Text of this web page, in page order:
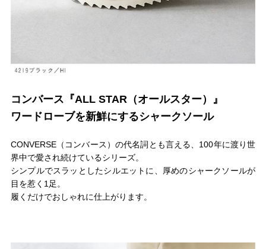
コンバース『ALL STAR（オールスター）』
ワードローブを新鮮にするシャークソール
CONVERSE（コンバース）の代名詞とも言える、100年に渡り世
界中で愛され続けているシリーズ。
シンプルでスラッとしたシルエットに、厚めのシャークソールが
目を惹く1足。
履くだけでおしゃれに仕上がります。